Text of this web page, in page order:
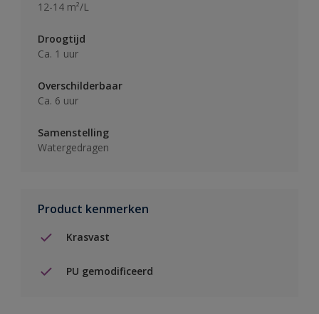
12-14 m²/L
Droogtijd
Ca. 1 uur
Overschilderbaar
Ca. 6 uur
Samenstelling
Watergedragen
Product kenmerken
Krasvast
PU gemodificeerd